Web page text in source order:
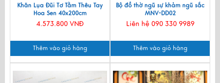
Khăn Lụa Đũi Tơ Tằm Thêu Tay
Hoa Sen 40x200cm
KLNC40200/10
4.573.800 VNĐ
Thêm vào giỏ hàng
Bộ đồ thờ ngũ sự khảm ngũ sắc
MNV-DD02
Liên hệ 090 330 9989
Thêm vào giỏ hàng